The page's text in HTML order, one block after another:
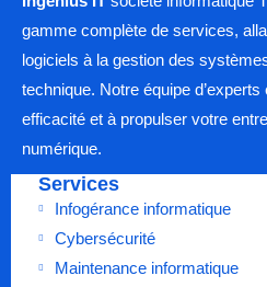
gamme complète de services,
logiciels à la gestion des
technique. Notre équipe
efficacité et à propulser votre
numérique.
Services
Infogérance informatique
Cybersécurité
Maintenance informatique